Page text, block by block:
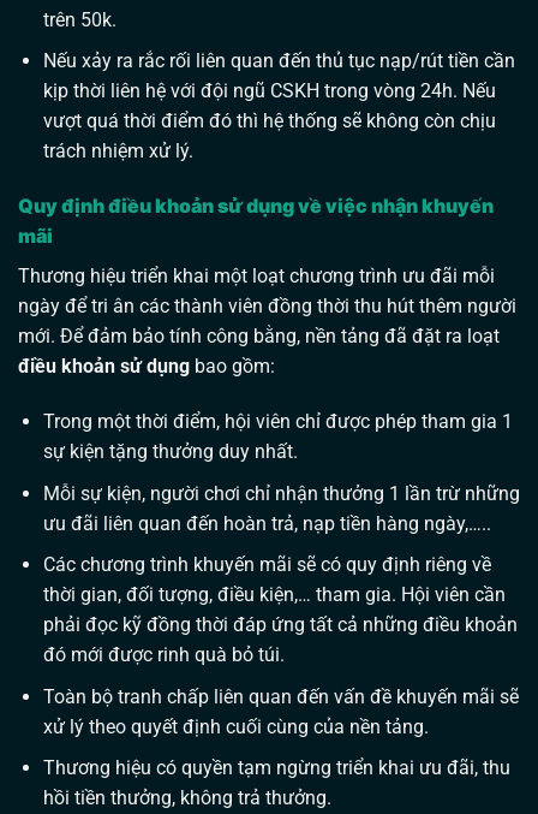
trên 50k.
Nếu xảy ra rắc rối liên quan đến thủ tục nạp/rút tiền cần
kịp thời liên hệ với đội ngũ CSKH trong vòng 24h. Nếu
vượt quá thời điểm đó thì hệ thống sẽ không còn chịu
trách nhiệm xử lý.
Quy định điều khoản sử dụng về việc nhận khuyến
mãi
Thương hiệu triển khai một loạt chương trình ưu đãi mỗi
ngày để tri ân các thành viên đồng thời thu hút thêm người
mới. Để đảm bảo tính công bằng, nền tảng đã đặt ra loạt
điều khoản sử dụng bao gồm:
Trong một thời điểm, hội viên chỉ được phép tham gia 1
sự kiện tặng thưởng duy nhất.
Mỗi sự kiện, người chơi chỉ nhận thưởng 1 lần trừ những
ưu đãi liên quan đến hoàn trả, nạp tiền hàng ngày,…..
Các chương trình khuyến mãi sẽ có quy định riêng về
thời gian, đối tượng, điều kiện,… tham gia. Hội viên cần
phải đọc kỹ đồng thời đáp ứng tất cả những điều khoản
đó mới được rinh quà bỏ túi.
Toàn bộ tranh chấp liên quan đến vấn đề khuyến mãi sẽ
xử lý theo quyết định cuối cùng của nền tảng.
Thương hiệu có quyền tạm ngừng triển khai ưu đãi, thu
hồi tiền thưởng, không trả thưởng.